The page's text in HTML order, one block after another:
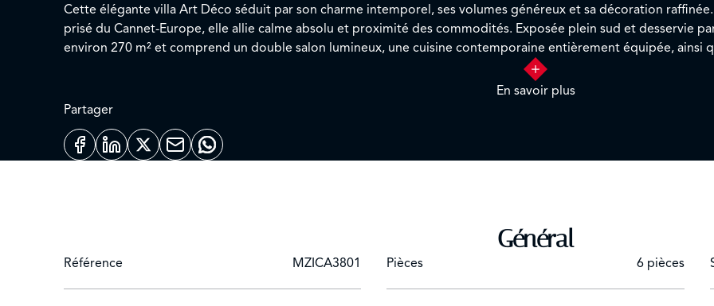
Cette élégante villa Art Déco séduit par son charme intemporel, ses volumes généreux et sa décoration
prisé du Cannet-Europe, elle allie calme absolu et proximité des commodités. Exposée plein sud et desservie
environ 270 m² et comprend un double salon lumineux, une cuisine contemporaine entièrement équipée, ainsi
de bains privatives. Un spa maçonné à double bassin et une buanderie complètent ce bien. À l’extérieur, un
récemment créée, idéale pour profiter du climat méditerranéen en plein centre-ville. Honoraires à la charge de
En savoir plus
Partager
Général
Référence MZICA3801 Pièces 6 pièces